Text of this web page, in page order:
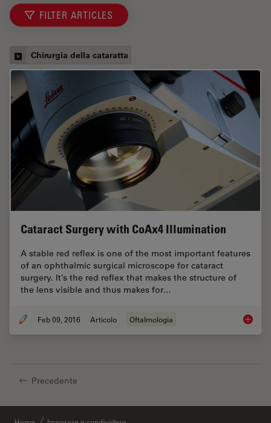
FILTER ARTICLES
Chirurgia della cataratta
Cataract Surgery with CoAx4 Illumination
A stable red reflex is one of the most important features
of an ophthalmic surgical microscope for cataract
surgery. It’s the red reflex that makes the structure of
the lens visible and thus makes for…
Feb 09, 2016 Articolo Oftalmologia
Precedente